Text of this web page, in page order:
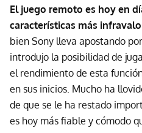
El juego remoto es hoy en
características más
bien Sony lleva apostando
introdujo la posibilidad de
el rendimiento de esta
en sus inicios. Mucho ha
de que se le ha restado
es hoy más fiable y cómodo